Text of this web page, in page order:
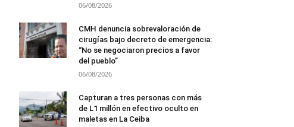
06/08/2026
CMH denuncia sobrevaloración de
cirugías bajo decreto de emergencia:
“No se negociaron precios a favor
del pueblo”
06/08/2026
Capturan a tres personas con más
de L1 millón en efectivo oculto en
maletas en La Ceiba